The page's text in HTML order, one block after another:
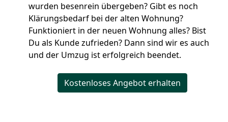
wurden besenrein übergeben? Gibt es noch
Klärungsbedarf bei der alten Wohnung?
Funktioniert in der neuen Wohnung alles? Bist
Du als Kunde zufrieden? Dann sind wir es auch
und der Umzug ist erfolgreich beendet.
Kostenloses Angebot erhalten